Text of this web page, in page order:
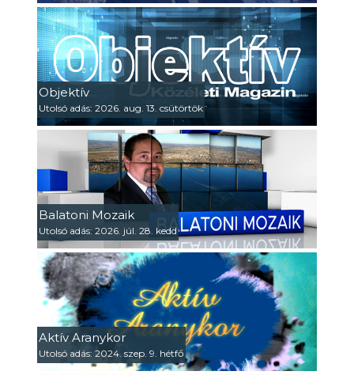
Objektív
Utolsó adás: 2026. aug. 13. csütörtök
Balatoni Mozaik
Utolsó adás: 2026. júl. 28. kedd
Aktív Aranykor
Utolsó adás: 2024. szep. 9. hétfő